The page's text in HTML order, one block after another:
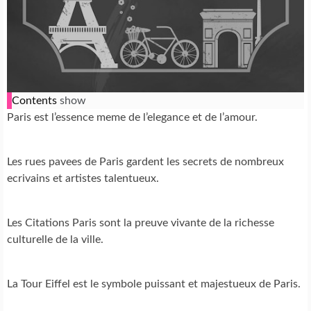
Contents show
Paris est l’essence meme de l’elegance et de l’amour.
Les rues pavees de Paris gardent les secrets de nombreux
ecrivains et artistes talentueux.
Les Citations Paris sont la preuve vivante de la richesse
culturelle de la ville.
La Tour Eiffel est le symbole puissant et majestueux de Paris.